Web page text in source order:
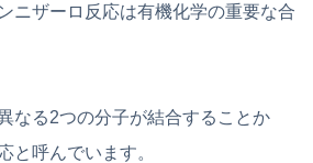
ニザーロ反応は有機化学の重要な合
なる2つの分子が結合することか
と呼んでいます。